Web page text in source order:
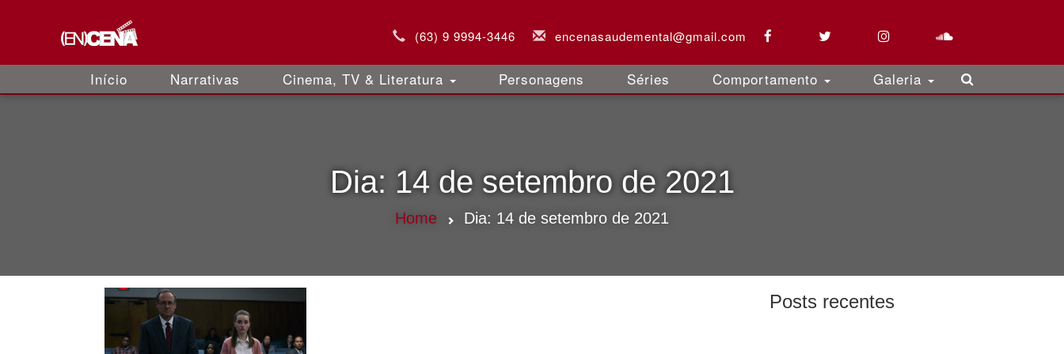
(63) 9 9994-3446 encenasaudemental@gmail.com
Início Narrativas Cinema, TV & Literatura Personagens Séries Comportamento Galeria
Dia: 14 de setembro de 2021
Home Dia: 14 de setembro de 2021
Posts recentes